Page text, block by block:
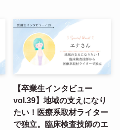
【卒業生インタビュー
vol.39】地域の支えになり
たい！医療系取材ライター
で独立。臨床検査技師のエ